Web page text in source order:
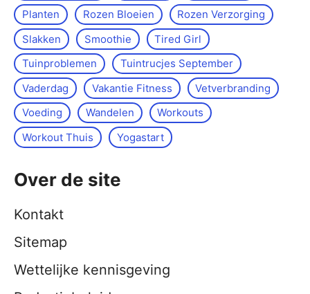
Planten
Rozen Bloeien
Rozen Verzorging
Slakken
Smoothie
Tired Girl
Tuinproblemen
Tuintrucjes September
Vaderdag
Vakantie Fitness
Vetverbranding
Voeding
Wandelen
Workouts
Workout Thuis
Yoga­start
Over de site
Kontakt
Sitemap
Wettelijke kennisgeving